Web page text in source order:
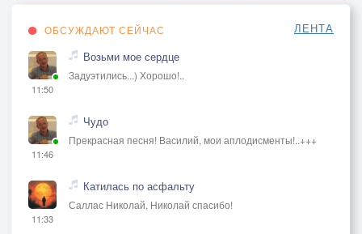
ОБСУЖДАЮТ СЕЙЧАС ЛЕНТА
11:50
Возьми мое сердце
Задуэтились...) Хорошо!..
11:46
Чудо
Прекрасная песня! Василий, мои аплодисменты!..+++
11:33
Катилась по асфальту
Саллас Николай, Николай спасибо!